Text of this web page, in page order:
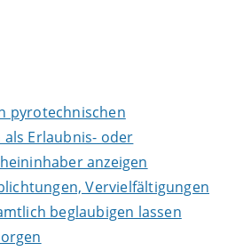
pyrotechnischen
als Erlaubnis- oder
anzeigen
Vervielfältigungen
beglaubigen lassen